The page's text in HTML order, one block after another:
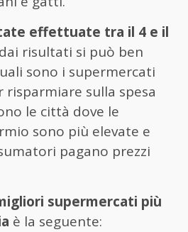
effettuate tra il 4 e il
risultati si può ben
sono i supermercati
risparmiare sulla spesa
le città dove le
sono più elevate e
pagano prezzi
supermercati più
è la seguente: